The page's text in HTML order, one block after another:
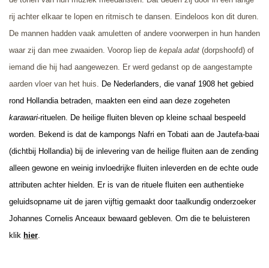
rij achter elkaar te lopen en ritmisch te dansen. Eindeloos kon dit duren.
De mannen hadden vaak amuletten of andere voorwerpen in hun handen
waar zij dan mee zwaaiden. Voorop liep de kepala adat (dorpshoofd) of
iemand die hij had aangewezen. Er werd gedanst op de aangestampte
aarden vloer van het huis.
De Nederlanders, die vanaf 1908 het gebied
rond Hollandia betraden, maakten een eind aan deze zogeheten
karawari-rituelen. De heilige fluiten bleven op kleine schaal bespeeld
worden. Bekend is dat de kampongs Nafri en Tobati aan de Jautefa-baai
(dichtbij Hollandia) bij de inlevering van de heilige fluiten aan de zending
alleen gewone en weinig invloedrijke fluiten inleverden en de echte oude
attributen achter hielden. Er is van de rituele fluiten een authentieke
geluidsopname uit de jaren vijftig gemaakt door taalkundig onderzoeker
Johannes Cornelis Anceaux bewaard gebleven. Om die te beluisteren
klik hier